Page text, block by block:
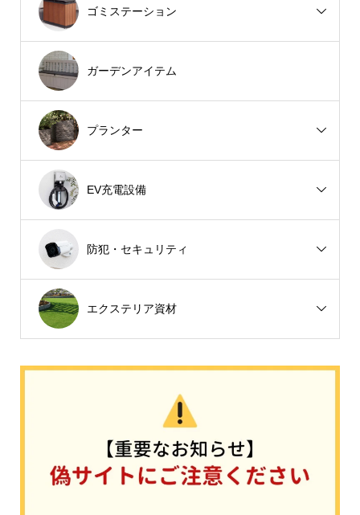
ゴミステーション
ガーデンアイテム
プランター
EV充電設備
防犯・セキュリティ
エクステリア資材